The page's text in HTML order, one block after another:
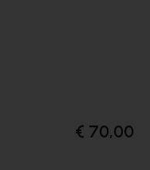
€ 70,00